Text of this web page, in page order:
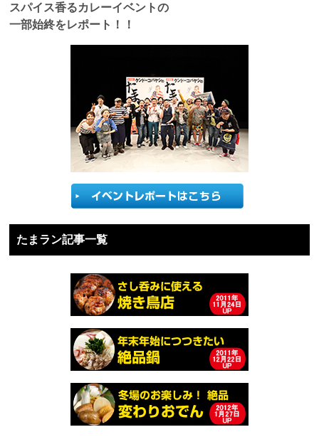
スパイス香るカレーイベントの
一部始終をレポート！！
たまラン記事一覧